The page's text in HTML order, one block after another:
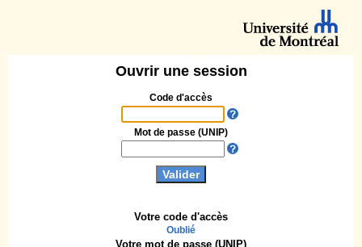
Ouvrir une session
Code d'accès
Votre code d'accès
Oublié
Mot de passe (UNIP)
Votre mot de passe (UNIP)